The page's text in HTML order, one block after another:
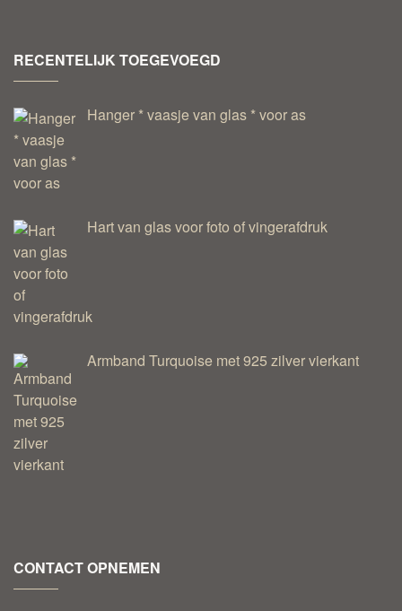
RECENTELIJK TOEGEVOEGD
Hanger * vaasje van glas * voor as
Hart van glas voor foto of vingerafdruk
Armband Turquoise met 925 zilver vierkant
CONTACT OPNEMEN